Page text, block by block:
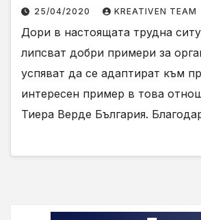
25/04/2020 KREATIVEN TEAM
Дори в настоящата трудна
липсват добри примери за
успяват да се адаптират към
интересен пример в това
Тиера Верде България.